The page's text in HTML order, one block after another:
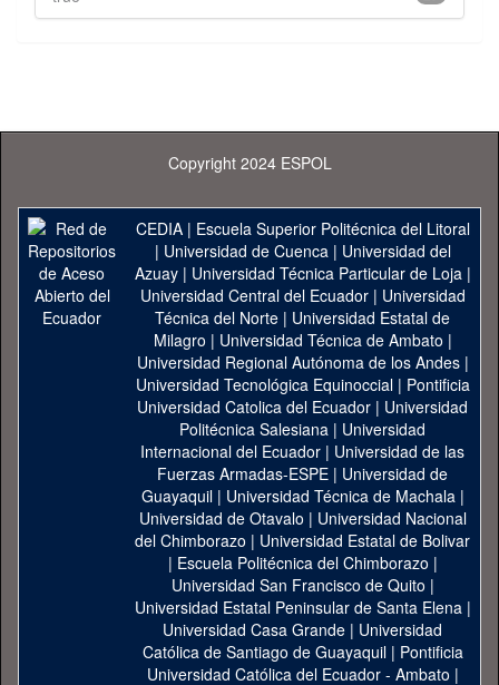
Copyright 2024 ESPOL
CEDIA| Escuela Superior Politécnica del Litoral
| Universidad de Cuenca| Universidad del
Azuay| Universidad Técnica Particular de Loja|
Universidad Central del Ecuador| Universidad
Técnica del Norte | Universidad Estatal de
Milagro | Universidad Técnica de Ambato |
Universidad Regional Autónoma de los Andes|
Universidad Tecnológica Equinoccial| Pontificia
Universidad Catolica del Ecuador | Universidad
Politécnica Salesiana | Universidad
Internacional del Ecuador | Universidad de las
Fuerzas Armadas-ESPE | Universidad de
Guayaquil| Universidad Técnica de Machala|
Universidad de Otavalo | Universidad Nacional
del Chimborazo | Universidad Estatal de Bolivar
| Escuela Politécnica del Chimborazo |
Universidad San Francisco de Quito |
Universidad Estatal Peninsular de Santa Elena|
Universidad Casa Grande | Universidad
Católica de Santiago de Guayaquil| Pontificia
Universidad Católica del Ecuador - Ambato |